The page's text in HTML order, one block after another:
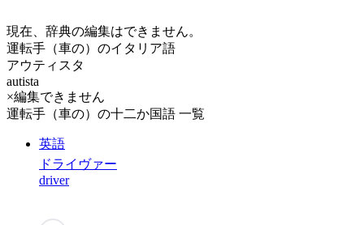
現在、辞典の編集はできません。
運転手（車の）のイタリア語
アウティスタ
autista
×編集できません
運転手（車の）の十二か国語 一覧
英語
ドライヴァー
driver